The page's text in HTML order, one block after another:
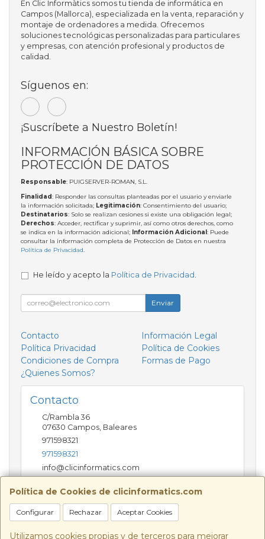
Política de Cookies de clicinformatics.com
Configurar Rechazar Aceptar Cookies
Utilizamos cookies propias y de terceros para mejorar
En Clic Informàtics somos tu tienda de informática en
Campos (Mallorca), especializada en la venta, reparación y
montaje de ordenadores a medida. Ofrecemos
soluciones tecnológicas personalizadas para particulares
y empresas, con atención profesional y productos de
calidad.
Síguenos en:
¡Suscríbete a Nuestro Boletín!
INFORMACIÓN BÁSICA SOBRE
PROTECCIÓN DE DATOS
Responsable: PUIGSERVER-ROMAN, S.L.
Finalidad: Responder las consultas planteadas por el usuario y enviarle
la información solicitada; Legitimación: Consentimiento del usuario;
Destinatarios: Solo se realizan cesiones si existe una obligación legal;
Derechos: Acceder, rectificar y suprimir, así como otros derechos, como
se indica en la información adicional; Información Adicional: Puede
consultar la información completa de Protección de Datos en nuestra
Política de Privacidad.
He leído y acepto la Política de Privacidad
Enviar
Contacto
Información Legal
Política Privacidad
Política de Cookies
Condiciones de Compra
Formas de Pago
¿Quienes Somos?
Contacto
C/Rambla 36
07630 Campos Baleares
971598321
971598321
info@clicinformatics.com
Horario
De lunes a viernes 9:00-13:30/16:00-19:30 Sábados
10:00-13:00